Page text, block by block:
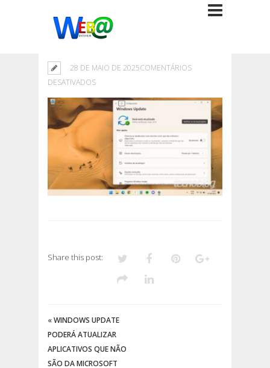
28 DE MAIO DE 2025COMENTÁRIOS
DESATIVADOSEM
Share this post:
«WINDOWS UPDATE
PODERÁ ATUALIZAR
APLICATIVOS QUE NÃO
SÃO DA MICROSOFT